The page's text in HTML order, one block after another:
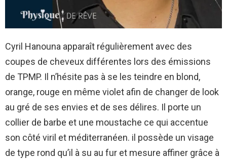
Cyril Hanouna apparaît régulièrement avec des
coupes de cheveux différentes lors des émissions
de TPMP. Il n’hésite pas à se les teindre en blond,
orange, rouge en même violet afin de changer de look
au gré de ses envies et de ses délires. Il porte un
collier de barbe et une moustache ce qui accentue
son côté viril et méditerranéen. il possède un visage
de type rond qu’il à su au fur et mesure affiner grâce à